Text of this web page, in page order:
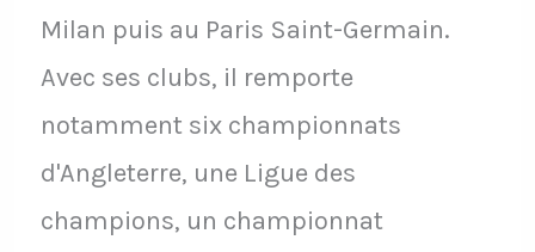
Milan puis au Paris Saint-Germain.
Avec ses clubs, il remporte
notamment six championnats
d'Angleterre, une Ligue des
champions, un championnat